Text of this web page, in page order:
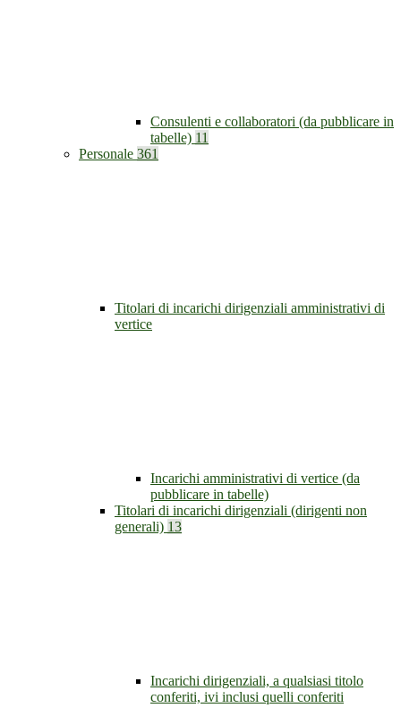
Consulenti e collaboratori (da pubblicare in
tabelle) 11
Personale 361
Titolari di incarichi dirigenziali amministrativi di
vertice
Incarichi amministrativi di vertice (da
pubblicare in tabelle)
Titolari di incarichi dirigenziali (dirigenti non
generali) 13
Incarichi dirigenziali, a qualsiasi titolo
conferiti, ivi inclusi quelli conferiti